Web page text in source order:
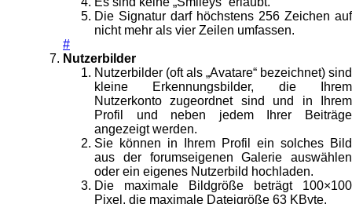
Die Signatur darf höchstens 256 Zeichen auf
nicht mehr als vier Zeilen umfassen.
#
Nutzerbilder
Nutzerbilder (oft als „Avatare“ bezeichnet) sind
kleine Erkennungsbilder, die Ihrem
Nutzerkonto zugeordnet sind und in Ihrem
Profil und neben jedem Ihrer Beiträge
angezeigt werden.
Sie können in Ihrem Profil ein solches Bild
aus der forumseigenen Galerie auswählen
oder ein eigenes Nutzerbild hochladen.
Die maximale Bildgröße beträgt 100×100
Pixel, die maximale Dateigröße 63 KByte.